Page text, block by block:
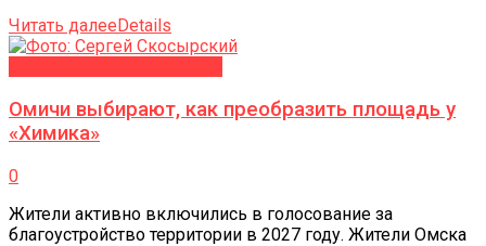
Читать далее Details
Омичи выбирают, как преобразить площадь у
«Химика»
0
Жители активно включились в голосование за
благоустройство территории в 2027 году. Жители Омска